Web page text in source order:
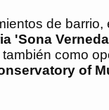
de barrio,
'Sona
como
of